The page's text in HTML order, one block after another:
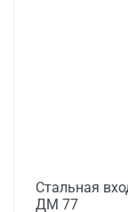
Стальная
ДМ 77